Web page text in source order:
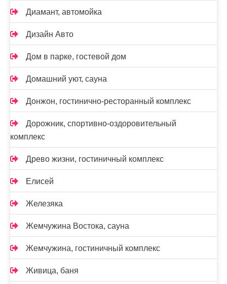
Диамант, автомойка
Дизайн Авто
Дом в парке, гостевой дом
Домашний уют, сауна
Донжон, гостинично-ресторанный комплекс
Дорожник, спортивно-оздоровительный
комплекс
Древо жизни, гостиничный комплекс
Елисей
Железяка
Жемчужина Востока, сауна
Жемчужина, гостиничный комплекс
Живица, баня